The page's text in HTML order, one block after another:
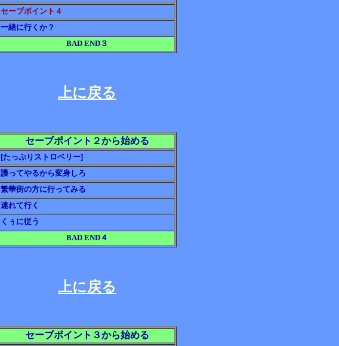
セーブポイント４
一緒に行くか？
BAD END３
上に戻る
セーブポイント２から始める
[たっぷりストロベリー]
護ってやるから変身しろ
繁華街の方に行ってみる
連れて行く
くぅに従う
BAD END４
上に戻る
セーブポイント３から始める